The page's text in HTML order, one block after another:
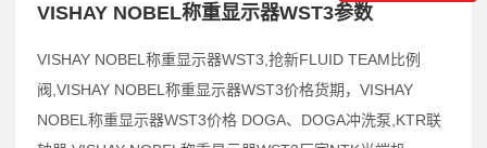
VISHAY NOBEL称重显示器WST3参数
VISHAY NOBEL称重显示器WST3,抢新FLUID TEAM比例
阀,VISHAY NOBEL称重显示器WST3价格货期，VISHAY
NOBEL称重显示器WST3价格 DOGA、DOGA冲洗泵,KTR联